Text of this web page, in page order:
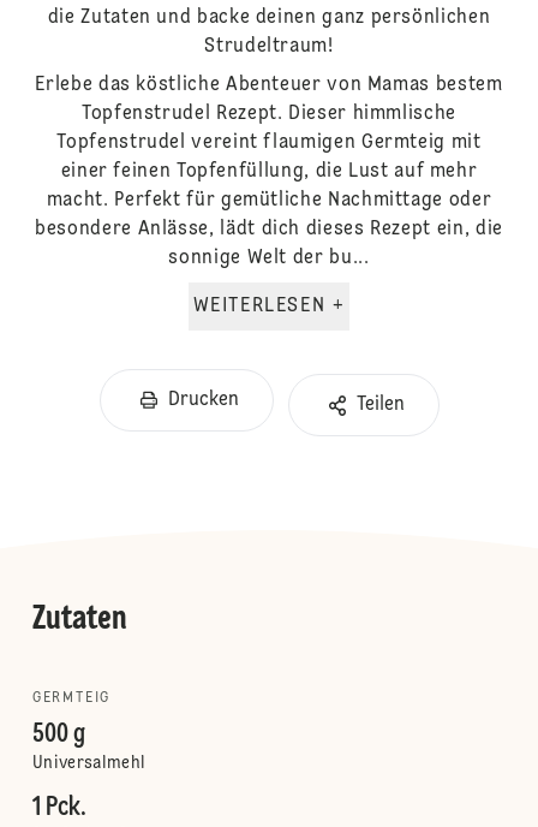
die Zutaten und backe deinen ganz persönlichen
Strudeltraum!
Erlebe das köstliche Abenteuer von Mamas bestem
Topfenstrudel Rezept. Dieser himmlische
Topfenstrudel vereint flaumigen Germteig mit
einer feinen Topfenfüllung, die Lust auf mehr
macht. Perfekt für gemütliche Nachmittage oder
besondere Anlässe, lädt dich dieses Rezept ein, die
sonnige Welt der bu...
WEITERLESEN +
Drucken Teilen
Zutaten
GERMTEIG
500 g
Universalmehl
1 Pck.